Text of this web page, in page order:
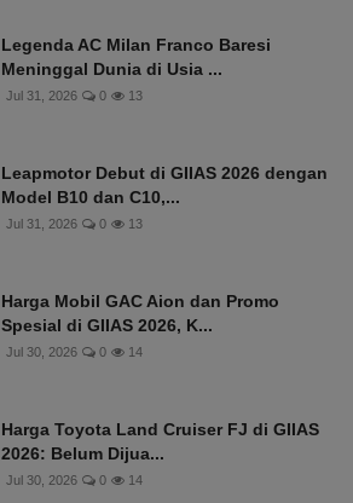
Legenda AC Milan Franco Baresi
Meninggal Dunia di Usia ...
Jul 31, 2026 0 13
Leapmotor Debut di GIIAS 2026 dengan
Model B10 dan C10,...
Jul 31, 2026 0 13
Harga Mobil GAC Aion dan Promo
Spesial di GIIAS 2026, K...
Jul 30, 2026 0 14
Harga Toyota Land Cruiser FJ di GIIAS
2026: Belum Dijua...
Jul 30, 2026 0 14